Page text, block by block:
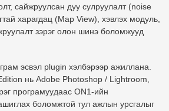
сайжруулсан дуу сулруулалт (noise
харагдац (Map View), хэвлэх модуль,
зэрэг олон шинэ боломжууд
эсвэл plugin хэлбэрээр ажиллана.
нь Adobe Photoshop / Lightroom,
програмуудаас ON1-ийн
боломжтой тул ажлын урсгалыг